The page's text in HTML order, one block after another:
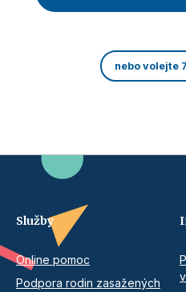
nebo volejte
Služby
Online pomoc
Podpora rodin zasažených